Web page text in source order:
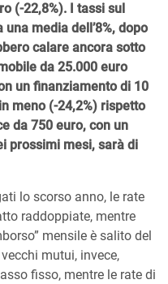
(-22,8%). I tassi sul
media dell’8%, dopo
calare ancora sotto
da 25.000 euro
un finanziamento di 10
meno (-24,2%) rispetto
da 750 euro, con un
prossimi mesi, sarà di
lo scorso anno, le rate
raddoppiate, mentre
mensile è salito del
mutui, invece,
fisso, mentre le rate di